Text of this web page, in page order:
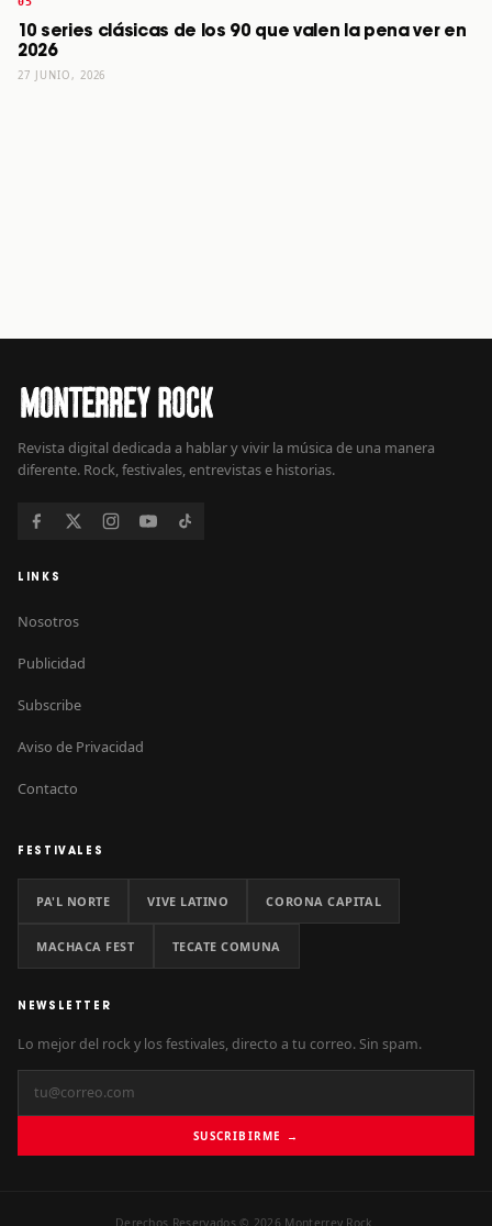
10 series clásicas de los 90 que valen la pena ver en
2026
27 JUNIO, 2026
Revista digital dedicada a hablar y vivir la música de una manera
diferente. Rock, festivales, entrevistas e historias.
LINKS
Nosotros
Publicidad
Subscribe
Aviso de Privacidad
Contacto
FESTIVALES
PA'L NORTE VIVE LATINO CORONA CAPITAL
MACHACA FEST TECATE COMUNA
NEWSLETTER
Lo mejor del rock y los festivales, directo a tu correo. Sin spam.
SUSCRIBIRME →